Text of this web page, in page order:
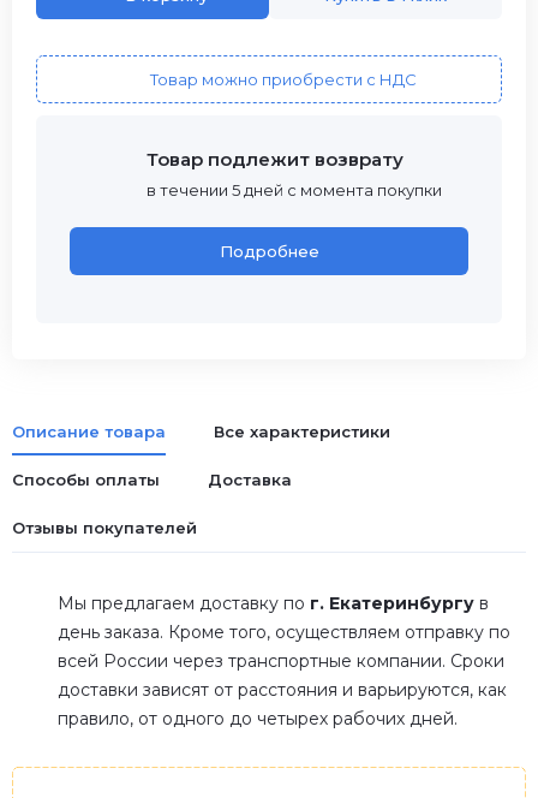
Товар можно приобрести с НДС
Товар подлежит возврату
в течении 5 дней с момента покупки
Подробнее
Описание товара Все характеристики
Способы оплаты Доставка
Отзывы покупателей
Мы предлагаем доставку по г. Екатеринбургу в
день заказа. Кроме того, осуществляем отправку по
всей России через транспортные компании. Сроки
доставки зависят от расстояния и варьируются, как
правило, от одного до четырех рабочих дней.